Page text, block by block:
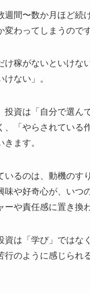
週間〜数か月ほど続
変わってしまうのです
け稼がないといけない
ない」。
投資は「自分で選ん
「やらされている
ます。
いるのは、動機のす
味や好奇心が、いつ
ーや責任感に置き換
資は「学び」ではなく
行のように感じられ